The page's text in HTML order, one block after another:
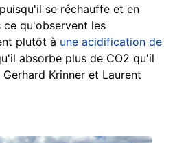
se réchauffe et en
ce qu'observent les
plutôt à une acidification de
absorbe plus de CO2 qu'il
Krinner et Laurent